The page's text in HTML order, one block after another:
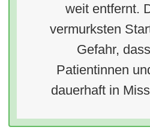
weit entfernt.
vermurksten
Gefahr,
Patientinnen
dauerhaft in